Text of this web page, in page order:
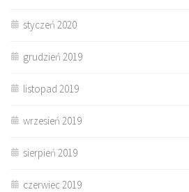
styczeń 2020
grudzień 2019
listopad 2019
wrzesień 2019
sierpień 2019
czerwiec 2019